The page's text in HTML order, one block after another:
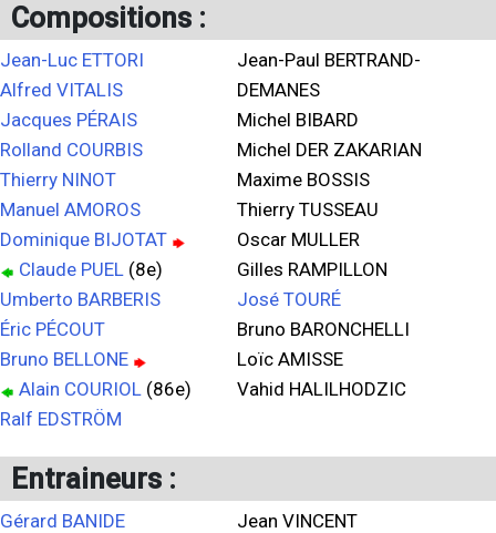
Compositions :
Jean-Luc ETTORI
Alfred VITALIS
Jacques PÉRAIS
Rolland COURBIS
Thierry NINOT
Manuel AMOROS
Dominique BIJOTAT
Claude PUEL (8e)
Umberto BARBERIS
Éric PÉCOUT
Bruno BELLONE
Alain COURIOL (86e)
Ralf EDSTRÖM
Jean-Paul BERTRAND-
DEMANES
Michel BIBARD
Michel DER ZAKARIAN
Maxime BOSSIS
Thierry TUSSEAU
Oscar MULLER
Gilles RAMPILLON
José TOURÉ
Bruno BARONCHELLI
Loïc AMISSE
Vahid HALILHODZIC
Entraineurs :
Gérard BANIDE Jean VINCENT